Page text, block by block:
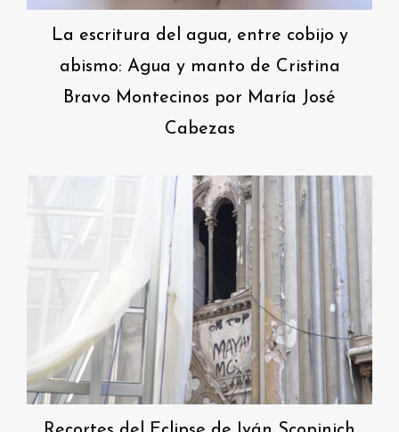
La escritura del agua, entre cobijo y
abismo: Agua y manto de Cristina
Bravo Montecinos por María José
Cabezas